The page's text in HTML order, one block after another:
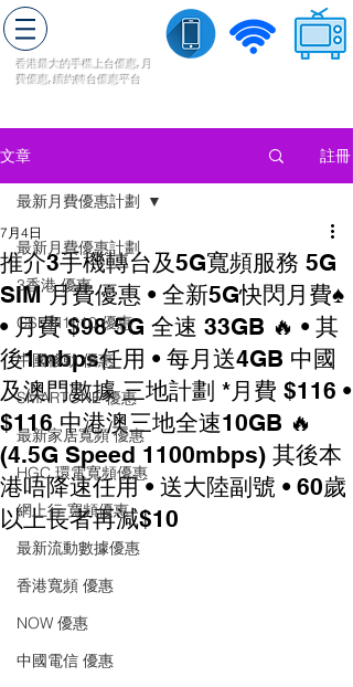
香港最大的手機上台優惠, 月
費優惠,續約轉台優惠平台
文章 註冊
最新月費優惠計劃
3香港 優惠
CSL和1010 優惠
中國移動 優惠
SMARTONE 優惠
最新家居寬頻 優惠
HGC 環電寬頻優惠
網上行 寬頻優惠
最新流動數據優惠
香港寬頻 優惠
NOW 優惠
中國電信 優惠
最新月費優惠計劃
推介3手機轉台及5G寬頻服務 5G
SIM 月費優惠 • 全新5G快閃月費♠️
• 月費 $98 5G 全速 33GB 🔥 • 其
後1mbps任用 • 每月送4GB 中國
及澳門數據 三地計劃 *月費 $116 •
$116 中港澳三地全速10GB 🔥
(4.5G Speed 1100mbps) 其後本
港唔降速任用 • 送大陸副號 • 60歲
以上長者再減$10
7月4日